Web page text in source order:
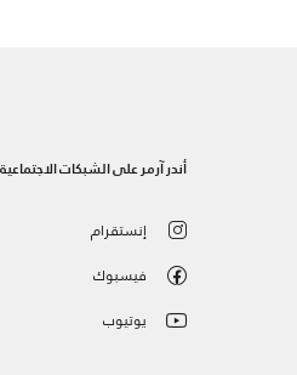
أندر آرمر على الشبكات الاجتماعية
إنستقرام
فيسبوك
يوتيوب